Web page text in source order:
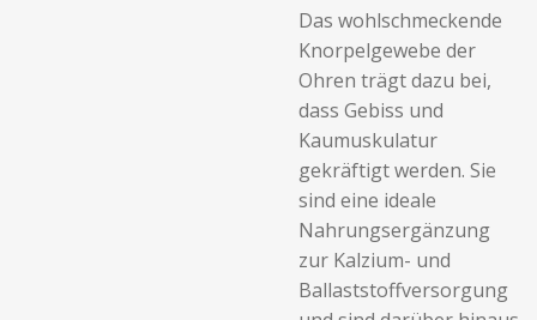
Das wohlschmeckende
Knorpelgewebe der
Ohren trägt dazu bei,
dass Gebiss und
Kaumuskulatur
gekräftigt werden. Sie
sind eine ideale
Nahrungsergänzung
zur Kalzium- und
Ballaststoffversorgung